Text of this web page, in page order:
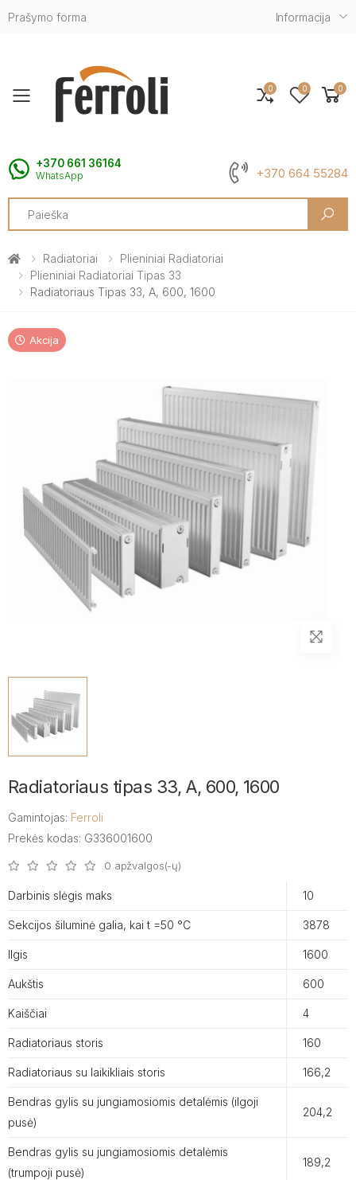
Prašymo forma Informacija
Toggle mobile menu
+370 661 36164
WhatsApp +370 664 55284
Search
0 0 0
Radiatoriai
Plieniniai Radiatoriai
Plieniniai Radiatoriai Tipas 33
Radiatoriaus Tipas 33, A, 600, 1600
Akcija
Radiatoriaus tipas 33, A, 600, 1600
Gamintojas: Ferroli
Prekės kodas: G336001600
0 apžvalgos(-ų)
Darbinis slėgis maks 10
Sekcijos šiluminė galia, kai t =50 °C 3878
Ilgis 1600
Aukštis 600
Kaiščiai 4
Radiatoriaus storis 160
Radiatoriaus su laikikliais storis 166,2
Bendras gylis su jungiamosiomis detalėmis (ilgoji
pusė)
204,2
Bendras gylis su jungiamosiomis detalėmis
(trumpoji pusė)
189,2